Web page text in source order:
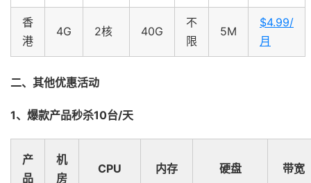
香
港
4G 2核 40G
不
限
5M
$4.99/
月
二、其他优惠活动
1、爆款产品秒杀10台/天
产
品
机
房
CPU 内存 硬盘 带宽